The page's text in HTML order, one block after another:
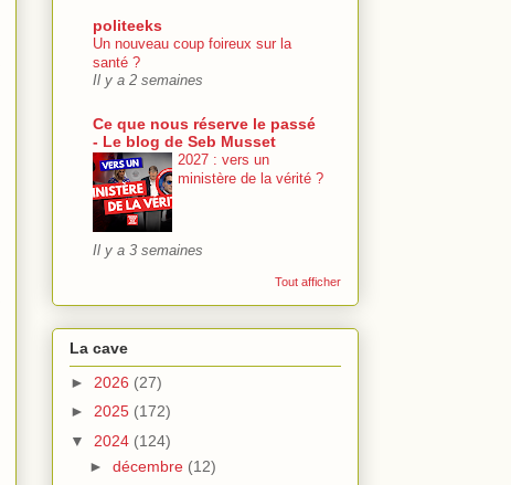
politeeks
Un nouveau coup foireux sur la
santé ?
Il y a 2 semaines
Ce que nous réserve le passé
- Le blog de Seb Musset
2027 : vers un
ministère de la vérité ?
Il y a 3 semaines
Tout afficher
La cave
► 2026 (27)
► 2025 (172)
▼ 2024 (124)
► décembre (12)